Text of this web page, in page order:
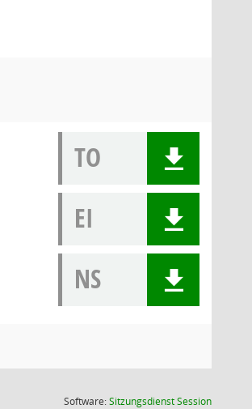
TO
EI
NS
Software:SitzungsdienstSession(Wird in